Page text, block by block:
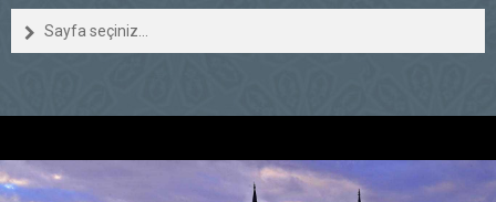
Sayfa seçiniz...